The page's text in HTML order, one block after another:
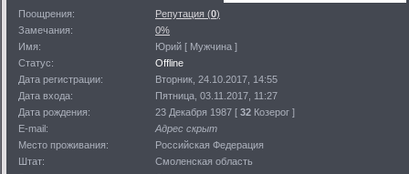
Поощрения: Репутация (0)
Замечания:
0%
Имя:
Юрий [ Мужчина ]
Статус:
Offline
Дата регистрации:
Вторник, 24.10.2017, 14:55
Дата входа:
Пятница, 03.11.2017, 11:27
Дата рождения:
23 Декабря 1987 [ 32 Козерог ]
E-mail:
Адрес скрыт
Место проживания:
Российская Федерация
Штат:
Смоленская область